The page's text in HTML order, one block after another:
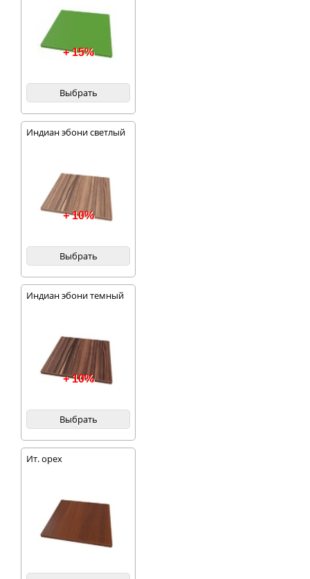
+ 15%
Выбрать
Индиан эбони светлый
+ 10%
Выбрать
Индиан эбони темный
+ 10%
Выбрать
Ит. орех